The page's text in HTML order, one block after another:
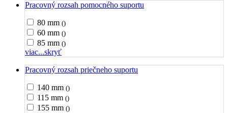
Pracovný rozsah pomocného suportu
80 mm ()
60 mm ()
85 mm ()
viac...skryť
Pracovný rozsah priečneho suportu
140 mm ()
115 mm ()
155 mm ()